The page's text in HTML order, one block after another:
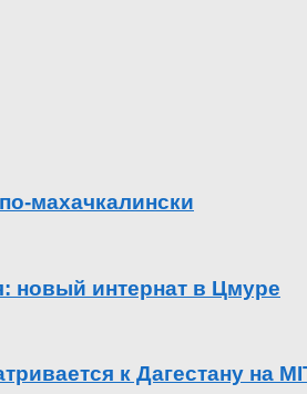
махачкалински
новый интернат в Цмуре
к Дагестану на